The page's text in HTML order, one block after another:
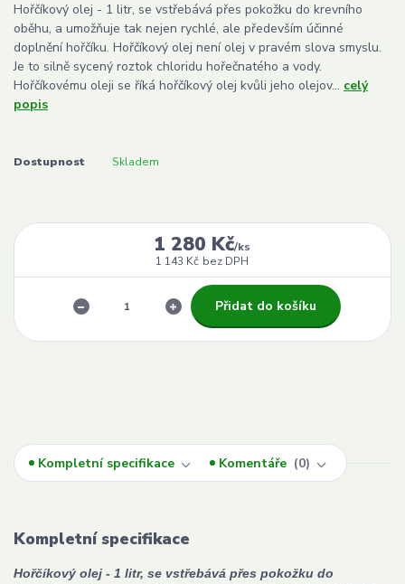
Hořčíkový olej - 1 litr, se vstřebává přes pokožku do krevního
oběhu, a umožňuje tak nejen rychlé, ale především účinné
doplnění hořčíku. Hořčíkový olej není olej v pravém slova smyslu.
Je to silně sycený roztok chloridu hořečnatého a vody.
Hořčíkovému oleji se říká hořčíkový olej kvůli jeho olejov... celý
popis
Dostupnost Skladem
1 280 Kč/ks
1 143 Kč bez DPH
Přidat do košíku
Kompletní specifikace Komentáře 0
Kompletní specifikace
Hořčíkový olej - 1 litr, se vstřebává přes pokožku do